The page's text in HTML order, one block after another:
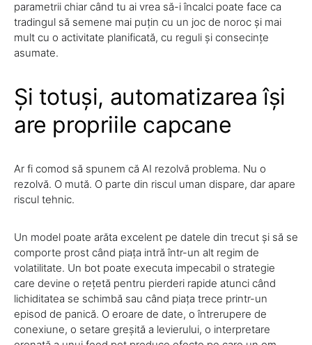
parametrii chiar când tu ai vrea să-i încalci poate face ca
tradingul să semene mai puțin cu un joc de noroc și mai
mult cu o activitate planificată, cu reguli și consecințe
asumate.
Și totuși, automatizarea își
are propriile capcane
Ar fi comod să spunem că AI rezolvă problema. Nu o
rezolvă. O mută. O parte din riscul uman dispare, dar apare
riscul tehnic.
Un model poate arăta excelent pe datele din trecut și să se
comporte prost când piața intră într-un alt regim de
volatilitate. Un bot poate executa impecabil o strategie
care devine o rețetă pentru pierderi rapide atunci când
lichiditatea se schimbă sau când piața trece printr-un
episod de panică. O eroare de date, o întrerupere de
conexiune, o setare greșită a levierului, o interpretare